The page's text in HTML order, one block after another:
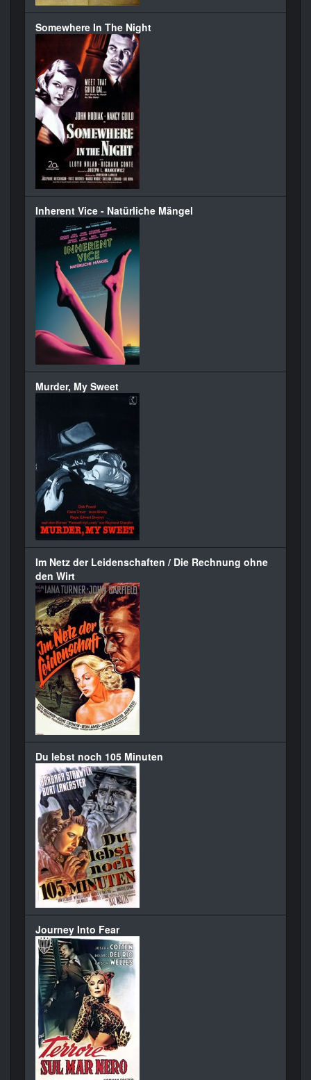
Somewhere In The Night
Inherent Vice - Natürliche Mängel
Murder, My Sweet
Im Netz der Leidenschaften / Die Rechnung ohne
den Wirt
Du lebst noch 105 Minuten
Journey Into Fear